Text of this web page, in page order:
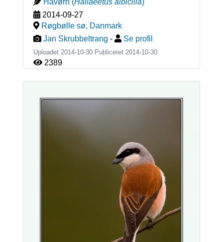
Havørn (Haliaeetus albicilla)
2014-09-27
Røgbølle sø, Danmark
Jan Skrubbeltrang - Se profil
Uploadet 2014-10-30 Publiceret 2014-10-30
2389